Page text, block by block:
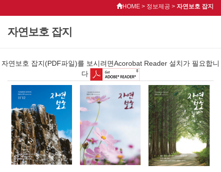
HOME > 정보제공 > 자연보호 잡지
자연보호 잡지
자연보호 잡지(PDF파일)를 보시려면Acorobat Reader 설치가 필요합니
다